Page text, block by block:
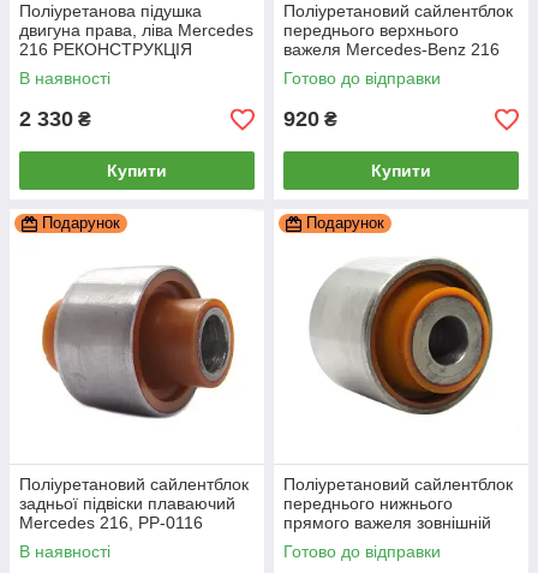
Поліуретанова підушка
двигуна права, ліва Mercedes
216 РЕКОНСТРУКЦІЯ
ВАШОЇ, PP-2223bb
В наявності
2 330 ₴
Купити
Поліуретановий сайлентблок
переднього верхнього
важеля Mercedes-Benz 216
Готово до відправки
920 ₴
Купити
Подарунок
Поліуретановий сайлентблок
задньої підвіски плаваючий
Merсedes 216, PP-0116
В наявності
Подарунок
Поліуретановий сайлентблок
переднього нижнього
прямого важеля зовнішній
(під амортизатор) Mercedes
S-Class (C216) ,, PP-1218
Готово до відправки